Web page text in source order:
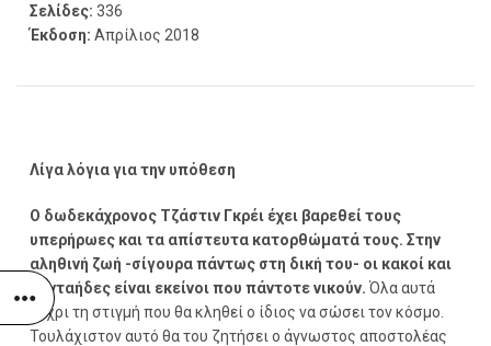
Σελίδες: 336
Έκδοση: Απρίλιος 2018
Λίγα λόγια για την υπόθεση
Ο δωδεκάχρονος Τζάστιν Γκρέι έχει βαρεθεί τους
υπερήρωες και τα απίστευτα κατορθώματά τους. Στην
αληθινή ζωή -σίγουρα πάντως στη δική του- οι κακοί και
οι νταήδες είναι εκείνοι που πάντοτε νικούν. Όλα αυτά
μέχρι τη στιγμή που θα κληθεί ο ίδιος να σώσει τον κόσμο.
Τουλάχιστον αυτό θα του ζητήσει ο άγνωστος αποστολέας